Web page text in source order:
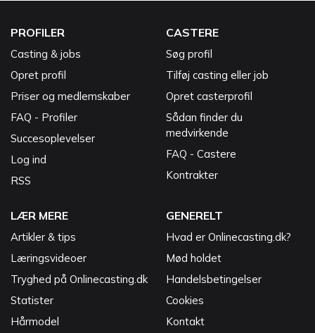
PROFILER
Casting & jobs
Opret profil
Priser og medlemskaber
FAQ - Profiler
Succesoplevelser
Log ind
RSS
CASTERE
Søg profil
Tilføj casting eller job
Opret casterprofil
Sådan finder du
medvirkende
FAQ - Castere
Kontrakter
LÆR MERE
Artikler & tips
Læringsvideoer
Tryghed på Onlinecasting.dk
Statister
Hårmodel
GENERELT
Hvad er Onlinecasting.dk?
Mød holdet
Handelsbetingelser
Cookies
Kontakt